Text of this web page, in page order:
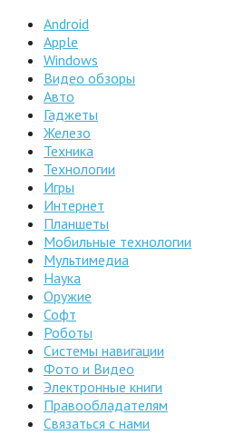
Android
Apple
Windows
Видео обзоры
Авто
Гаджеты
Железо
Техника
Технологии
Игры
Интернет
Планшеты
Мобильные технологии
Мультимедиа
Наука
Оружие
Софт
Роботы
Системы навигации
Фото и Видео
Электронные книги
Правообладателям
Связаться с нами